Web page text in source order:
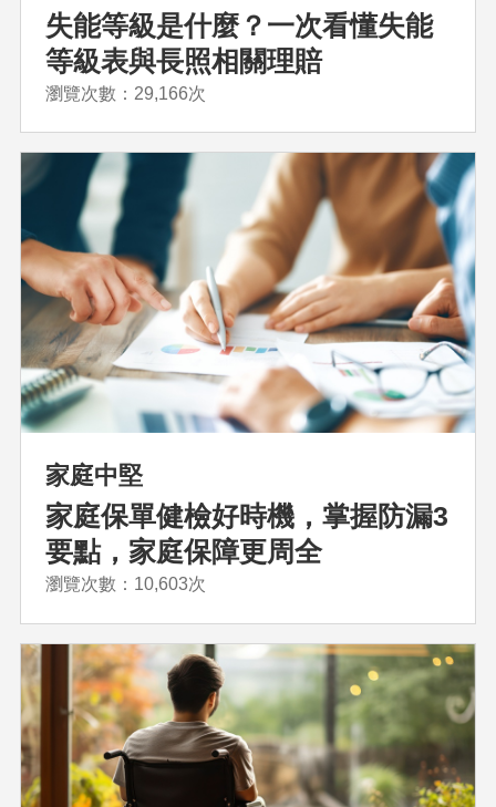
失能等級是什麼？一次看懂失能
等級表與長照相關理賠
瀏覽次數：29,166次
家庭中堅
家庭保單健檢好時機，掌握防漏3
要點，家庭保障更周全
瀏覽次數：10,603次